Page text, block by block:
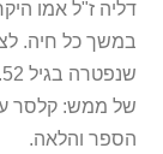
דליה ז"ל אמו
במשך כל חיה.
של ממש: קלסר עם
הספר והלאה.